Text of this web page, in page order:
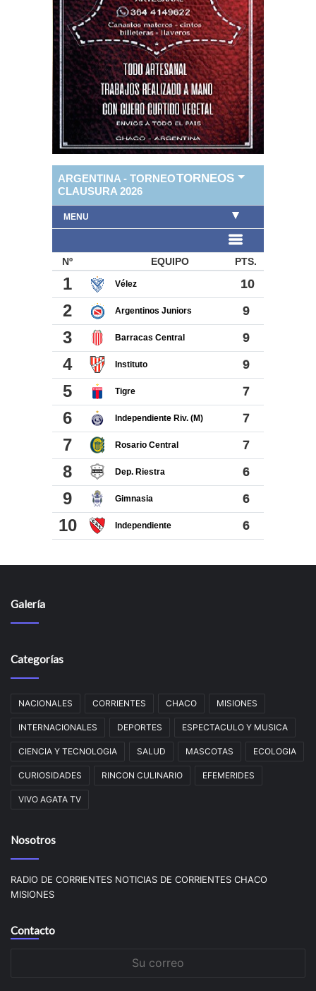
Galería
Categorías
NACIONALES CORRIENTES CHACO MISIONES
INTERNACIONALES DEPORTES ESPECTACULO Y MUSICA
CIENCIA Y TECNOLOGIA SALUD MASCOTAS ECOLOGIA
CURIOSIDADES RINCON CULINARIO EFEMERIDES
VIVO AGATA TV
Nosotros
RADIO DE CORRIENTES NOTICIAS DE CORRIENTES CHACO
MISIONES
Contacto